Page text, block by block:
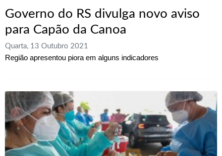
Governo do RS divulga novo aviso
para Capão da Canoa
Quarta, 13 Outubro 2021
Região apresentou piora em alguns indicadores